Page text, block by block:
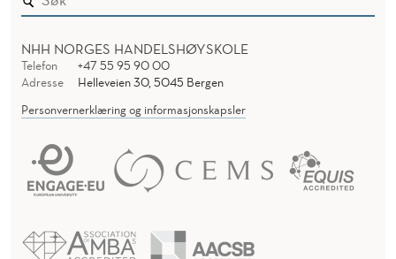
NHH NORGES HANDELSHØYSKOLE
Telefon
+47 55 95 90 00
Adresse
Helleveien 30, 5045 Bergen
Personvernerklæring og informasjonskapsler